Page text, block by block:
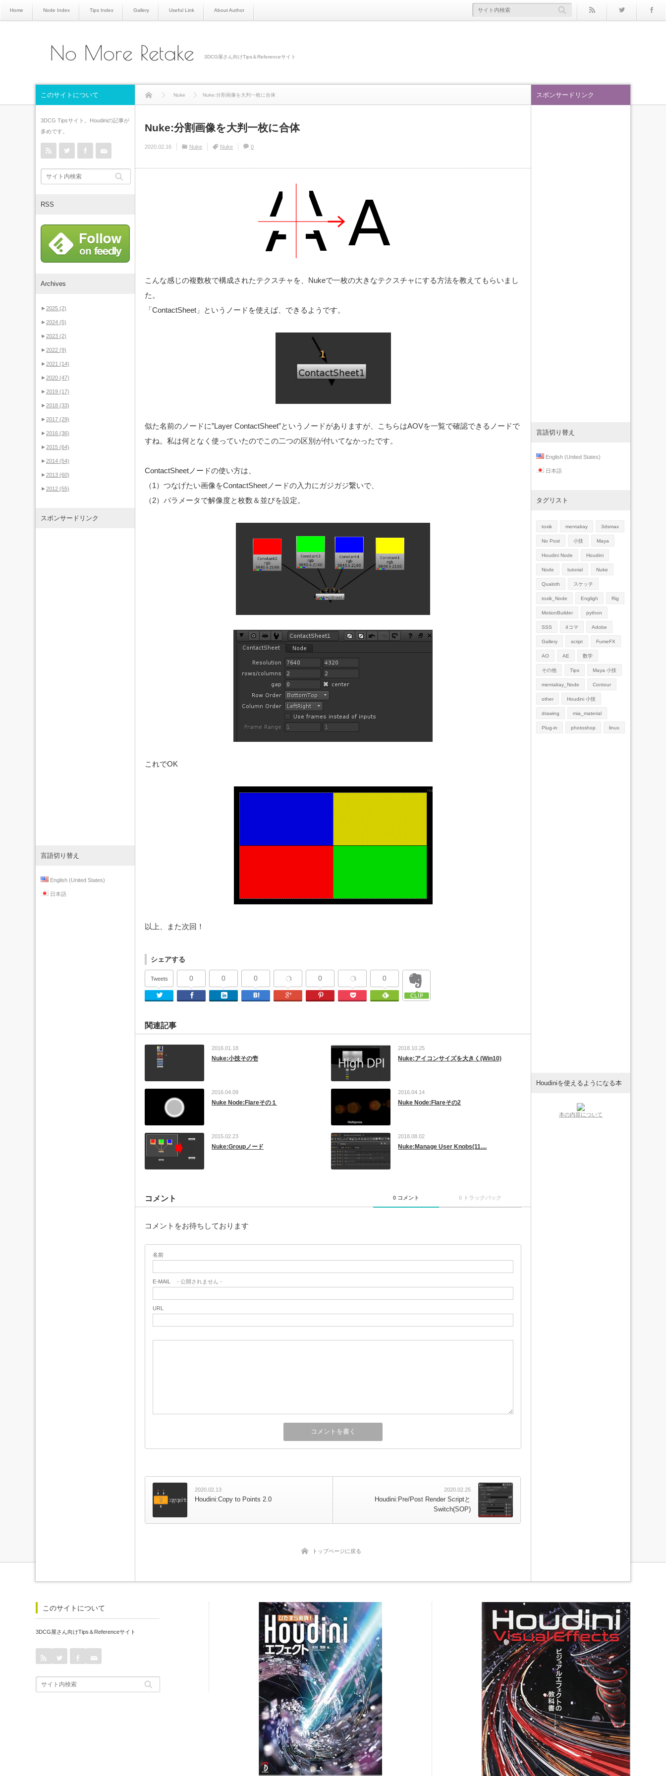
Home Node Index Tips Index Gallery Useful Link About Author
No More Retake 3DCG屋さん向けTips＆Referenceサイト
Nuke Nuke:分割画像を大判一枚に合体
Nuke:分割画像を大判一枚に合体
2020.02.16 Nuke Nuke 0
こんな感じの複数枚で構成されたテクスチャを、Nukeで一枚の大きなテクスチャにする方法を教えてもらいまし
た。
「ContactSheet」というノードを使えば、できるようです。
似た名前のノードに”Layer ContactSheet”というノードがありますが、こちらはAOVを一覧で確認できるノードで
すね。私は何となく使っていたのでこの二つの区別が付いてなかったです。
ContactSheetノードの使い方は、
（1）つなげたい画像をContactSheetノードの入力にガジガジ繋いで、
（2）パラメータで解像度と枚数＆並びを設定。
これでOK
以上、また次回！
シェアする
Tweets
Twitter
0
Facebook
0
Linkedin
0
はてなブックマーク
Google Plus
0
Pinterest Pocket
0
Feedly
関連記事
2016.01.18
Nuke:小技その壱
2018.10.25
Nuke:アイコンサイズを大きく(Win10)
2016.04.09
Nuke Node:Flareその１
2016.04.14
Nuke Node:Flareその2
2015.02.23
Nuke:Groupノード
2018.08.02
Nuke:Manage User Knobs(11....
コメント 0 コメント 0 トラックバック
コメントをお待ちしております
名前
E-MAIL - 公開されません -
URL
2020.02.13
Houdini:Copy to Points 2.0
2020.02.25
Houdini:Pre/Post Render Scriptと
Switch(SOP)
トップページに戻る
このサイトについて
3DCG Tipsサイト。Houdiniの記事が
多めです。
rss Twitter Facebook
RSS
Archives
►2025 (2)
►2024 (5)
►2023 (2)
►2022 (9)
►2021 (14)
►2020 (47)
►2019 (17)
►2018 (33)
►2017 (29)
►2016 (36)
►2015 (64)
►2014 (54)
►2013 (60)
►2012 (55)
スポンサードリンク
言語切り替え
English (United States)
日本語
スポンサードリンク
言語切り替え
English (United States)
日本語
タグリスト
toxik mentalray 3dsmax
No Post 小技 Maya
Houdini Node Houdini
Node tutorial Nuke
Qualoth スケッチ
toxik_Node Engligh Rig
MotionBuilder python
SSS 4コマ Adobe
Gallery script FumeFX
AO AE 数学
その他 Tips Maya 小技
mentalray_Node Contour
other Houdini 小技
drawing mia_material
Plug-in photoshop linux
Houdiniを使えるようになる本
本の内容について
このサイトについて
3DCG屋さん向けTips＆Referenceサイト